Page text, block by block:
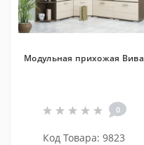
Модульная прихожая Вива
0
Код Товара: 9823